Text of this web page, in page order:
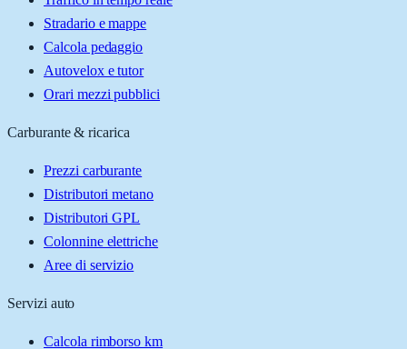
Stradario e mappe
Calcola pedaggio
Autovelox e tutor
Orari mezzi pubblici
Carburante & ricarica
Prezzi carburante
Distributori metano
Distributori GPL
Colonnine elettriche
Aree di servizio
Servizi auto
Calcola rimborso km